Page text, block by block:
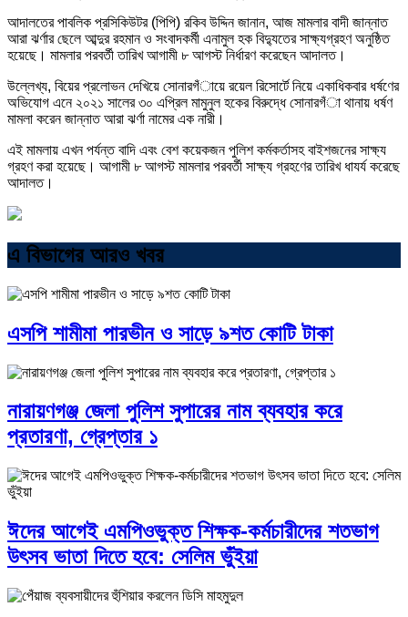
আদালতের পাবলিক প্রসিকিউটর (পিপি) রকিব উদ্দিন জানান, আজ মামলার বাদী জান্নাত
আরা ঝর্ণার ছেলে আব্দুর রহমান ও সংবাদকর্মী এনামুল হক বিদ্যুতের সাক্ষ্যগ্রহণ অনুষ্ঠিত
হয়েছে। মামলার পরবর্তী তারিখ আগামী ৮ আগস্ট নির্ধারণ করেছেন আদালত।
উল্লেখ্য, বিয়ের প্রলোভন দেখিয়ে সোনারগঁায়ে রয়েল রিসোর্টে নিয়ে একাধিকবার ধর্ষণের
অভিযোগ এনে ২০২১ সালের ৩০ এপ্রিল মামুনুল হকের বিরুদ্ধে সোনারগঁা থানায় ধর্ষণ
মামলা করেন জান্নাত আরা ঝর্ণা নামের এক নারী।
এই মামলায় এখন পর্যন্ত বাদি এবং বেশ কয়েকজন পুলিশ কর্মকর্তাসহ বাইশজনের সাক্ষ্য
গ্রহণ করা হয়েছে। আগামী ৮ আগস্ট মামলার পরবর্তী সাক্ষ্য গ্রহণের তারিখ ধাযর্য করেছে
আদালত।
এ বিভাগের আরও খবর
এসপি শামীমা পারভীন ও সাড়ে ৯শত কোটি টাকা
নারায়ণগঞ্জ জেলা পুলিশ সুপারের নাম ব্যবহার করে
প্রতারণা, গ্রেপ্তার ১
ঈদের আগেই এমপিওভুক্ত শিক্ষক-কর্মচারীদের শতভাগ
উৎসব ভাতা দিতে হবে: সেলিম ভুঁইয়া